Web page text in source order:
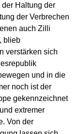
der Haltung der
der Verbrechen
auch Zilli
blieb
verstärken sich
und in die
noch ist der
gekennzeichnet
extremer
Von der